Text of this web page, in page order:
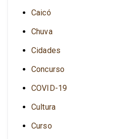
Caicó
Chuva
Cidades
Concurso
COVID-19
Cultura
Curso